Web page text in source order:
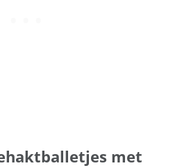
met